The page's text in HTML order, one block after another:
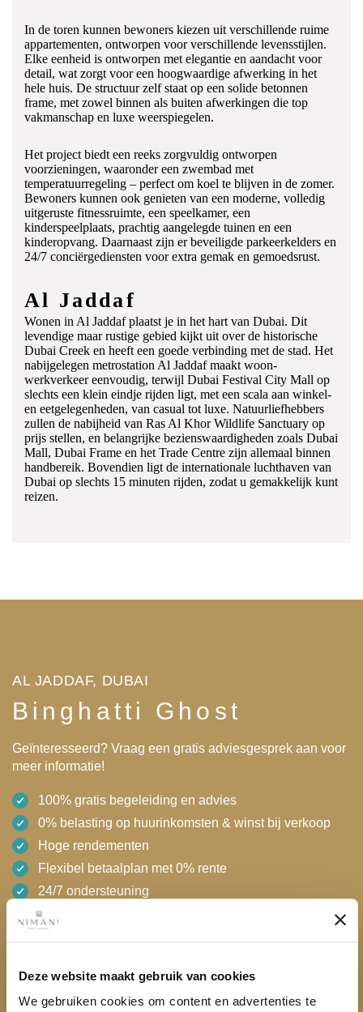
Deze website maakt gebruik van cookies
We gebruiken cookies om content en advertenties te
In de toren kunnen bewoners kiezen uit verschillende ruime
appartementen, ontworpen voor verschillende levensstijlen.
Elke eenheid is ontworpen met elegantie en aandacht voor
detail, wat zorgt voor een hoogwaardige afwerking in het
hele huis. De structuur zelf staat op een solide betonnen
frame, met zowel binnen als buiten afwerkingen die top
vakmanschap en luxe weerspiegelen.
Het project biedt een reeks zorgvuldig ontworpen
voorzieningen, waaronder een zwembad met
temperatuurregeling – perfect om koel te blijven in de zomer.
Bewoners kunnen ook genieten van een moderne, volledig
uitgeruste fitnessruimte, een speelkamer, een
kinderspeelplaats, prachtig aangelegde tuinen en een
kinderopvang. Daarnaast zijn er beveiligde parkeerkelders en
24/7 conciërgediensten voor extra gemak en gemoedsrust.
Al Jaddaf
Wonen in Al Jaddaf plaatst je in het hart van Dubai. Dit
levendige maar rustige gebied kijkt uit over de historische
Dubai Creek en heeft een goede verbinding met de stad. Het
nabijgelegen metrostation Al Jaddaf maakt woon-
werkverkeer eenvoudig, terwijl Dubai Festival City Mall op
slechts een klein eindje rijden ligt, met een scala aan winkel-
en eetgelegenheden, van casual tot luxe. Natuurliefhebbers
zullen de nabijheid van Ras Al Khor Wildlife Sanctuary op
prijs stellen, en belangrijke bezienswaardigheden zoals Dubai
Mall, Dubai Frame en het Trade Centre zijn allemaal binnen
handbereik. Bovendien ligt de internationale luchthaven van
Dubai op slechts 15 minuten rijden, zodat u gemakkelijk kunt
reizen.
AL JADDAF, DUBAI
Binghatti Ghost
Geïnteresseerd? Vraag een gratis adviesgesprek aan voor
meer informatie!
100% gratis begeleiding en advies
0% belasting op huurinkomsten & winst bij verkoop
Hoge rendementen
Flexibel betaalplan met 0% rente
24/7 ondersteuning
AED 888,888